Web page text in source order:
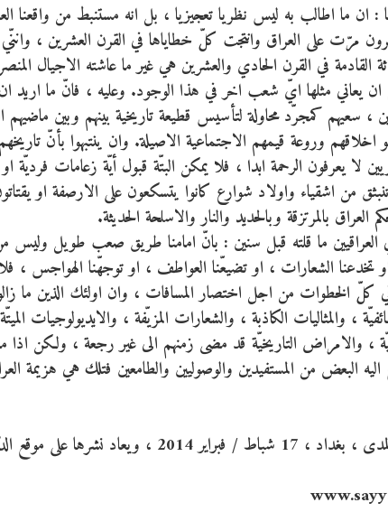
ان ما اطالب به ليس نظريا تعجيزيا ، بل انه مستنبط من واقعنا
مرّت على العراق وانتجت كلّ خطاياها في القرن العشرين ،
القادمة في القرن الحادي والعشرين هي غير ما عاشته الاجيال
يعاني مثلها ايّ شعب اخر في هذا الوجود. وعليه ، فانّ ما اريد
، سعيهم كمجرّد محاولة لتأسيس قطيعة تاريخية بينهم وبين
اخلاقهم وروعة قيمهم الاجتماعية الاصيلة. وان ينتبهوا بأنّ
لا يعرفون الرحمة ابدا ، فلا يمكن البتّة قبول أيّة زعامات فرديّة
من اشقياء واولاد شوارع كانوا يتسكعون على الارصفة او
بالمرتزقة وبالحديد والنار والاسلحة الحديثة.
العراقيين ما قلته قبل سنين : بانّ امامنا طريق صعب طويل وليس
تخدعنا الشعارات ، او تضيعّنا العواطف ، او توجهّنا الهواجس ،
في كلّ الخطوات من اجل اختصار المسافات ، وان اولئك الذين ما
، والمثاليات الكاذبة ، والشعارات المزيّفة ، والايديولوجيات
، والامراض التاريخيّة قد مضى زمنهم الى غير رجعة ، ولكن اذا
البعض من المستفيدين والوصوليين والطامعين فتلك هي هزيمة
نشرت في جريدة المدى ، بغداد ، 17 شباط / فبراير 2014 ، ويعاد